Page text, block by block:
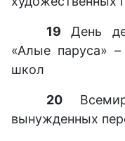
19 День
«Алые паруса»
школ
20
вынужденных